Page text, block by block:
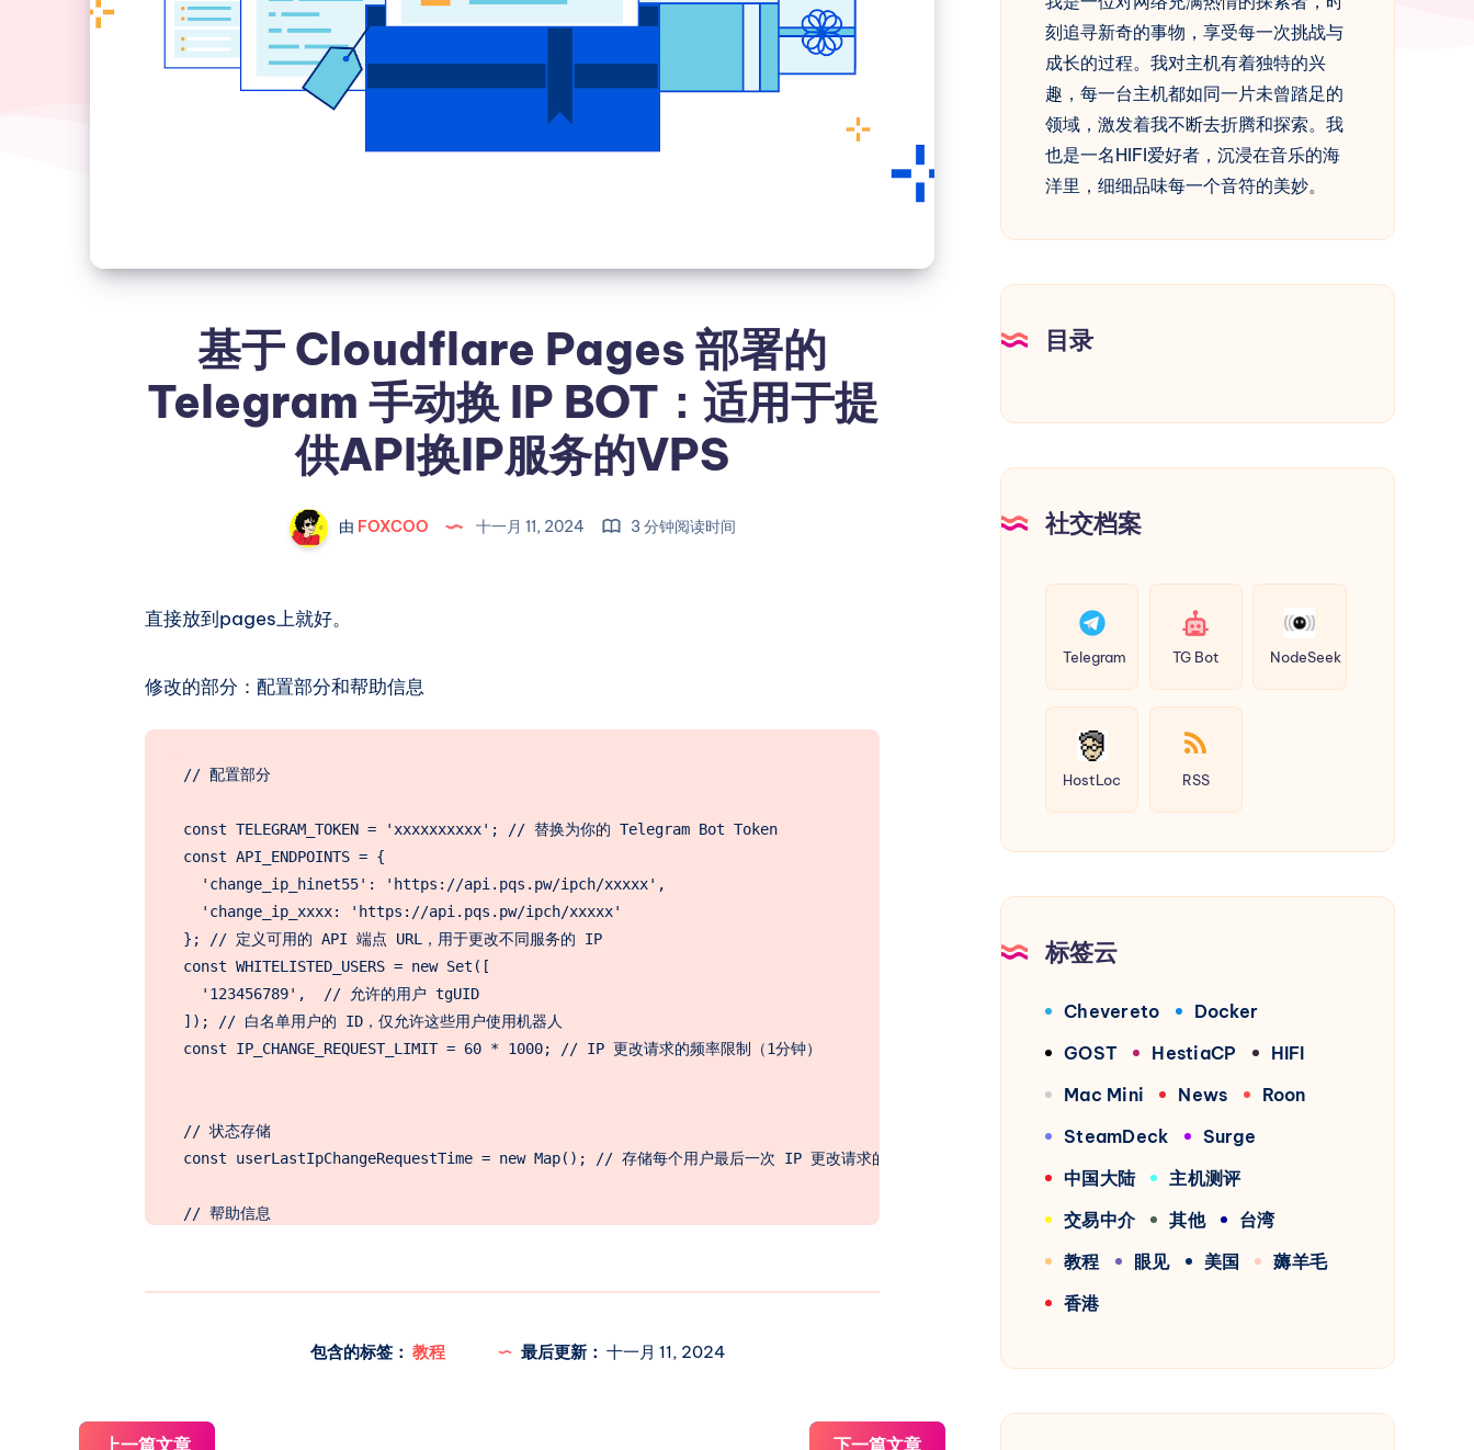
基于 Cloudflare Pages 部署的
Telegram 手动换 IP BOT：适用于提
供API换IP服务的VPS
由 FOXCOO 十一月 11, 2024 3 分钟阅读时间
直接放到pages上就好。
修改的部分：配置部分和帮助信息
// 配置部分
const TELEGRAM_TOKEN = 'xxxxxxxxxx'; // 替换为你的 Telegram Bot Token
const API_ENDPOINTS = {
  'change_ip_hinet55': 'https://api.pqs.pw/ipch/xxxxx',
  'change_ip_xxxx: 'https://api.pqs.pw/ipch/xxxxx'
}; // 定义可用的 API 端点 URL，用于更改不同服务的 IP
const WHITELISTED_USERS = new Set([
  '123456789',  // 允许的用户 tgUID
]); // 白名单用户的 ID，仅允许这些用户使用机器人
const IP_CHANGE_REQUEST_LIMIT = 60 * 1000; // IP 更改请求的频率限制（1分钟）
// 状态存储
const userLastIpChangeRequestTime = new Map(); // 存储每个用户最后一次 IP 更改请求的时间
// 帮助信息
/change_ip_xxx - 更改 xxx 的IP
  // 清理输入中的不必要的字符，只保留字母、数字和下划线
包含的标签： 教程 最后更新： 十一月 11, 2024
上一篇文章 下一篇文章
刻追寻新奇的事物，享受每一次挑战与
成长的过程。我对主机有着独特的兴
趣，每一台主机都如同一片未曾踏足的
领域，激发着我不断去折腾和探索。我
也是一名HIFI爱好者，沉浸在音乐的海
洋里，细细品味每一个音符的美妙。
目录
社交档案
Telegram TG Bot NodeSeek
HostLoc RSS
标签云
Chevereto
Docker
GOST
HestiaCP
HIFI
Mac Mini
News
Roon
SteamDeck
Surge
中国大陆
主机测评
交易中介
其他
台湾
教程
眼见 美国
薅羊毛
香港